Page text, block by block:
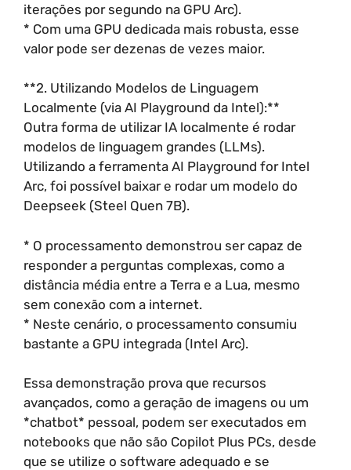
iterações por segundo na GPU Arc).
* Com uma GPU dedicada mais robusta, esse
valor pode ser dezenas de vezes maior.
**2. Utilizando Modelos de Linguagem
Localmente (via AI Playground da Intel):**
Outra forma de utilizar IA localmente é rodar
modelos de linguagem grandes (LLMs).
Utilizando a ferramenta AI Playground for Intel
Arc, foi possível baixar e rodar um modelo do
Deepseek (Steel Quen 7B).
* O processamento demonstrou ser capaz de
responder a perguntas complexas, como a
distância média entre a Terra e a Lua, mesmo
sem conexão com a internet.
* Neste cenário, o processamento consumiu
bastante a GPU integrada (Intel Arc).
Essa demonstração prova que recursos
avançados, como a geração de imagens ou um
*chatbot* pessoal, podem ser executados em
notebooks que não são Copilot Plus PCs, desde
que se utilize o software adequado e se